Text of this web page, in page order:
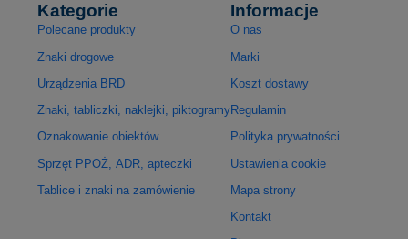
Kategorie
Polecane produkty
Znaki drogowe
Urządzenia BRD
Znaki, tabliczki, naklejki, piktogramy
Oznakowanie obiektów
Sprzęt PPOŻ, ADR, apteczki
Tablice i znaki na zamówienie
Informacje
O nas
Marki
Koszt dostawy
Regulamin
Polityka prywatności
Ustawienia cookie
Mapa strony
Kontakt